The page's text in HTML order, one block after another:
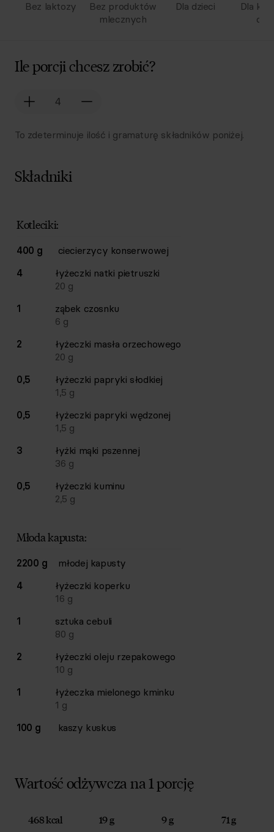
Bez laktozy
Bez produktów
mlecznych
Dla dzieci
Dla
Ile porcji chcesz zrobić?
To zdeterminuje ilość i gramaturę składników poniżej.
Składniki
Kotleciki:
400 g
ciecierzycy konserwowej
4
łyżeczki natki pietruszki
20 g
1
ząbek czosnku
6 g
2
łyżeczki masła orzechowego
20 g
0,5
łyżeczki papryki słodkiej
1,5 g
0,5
łyżeczki papryki wędzonej
1,5 g
3
łyżki mąki pszennej
36 g
0,5
łyżeczki kuminu
2,5 g
Młoda kapusta:
2200 g
młodej kapusty
4
łyżeczki koperku
16 g
1
sztuka cebuli
80 g
2
łyżeczki oleju rzepakowego
10 g
1
łyżeczka mielonego kminku
1 g
100 g
kaszy kuskus
Wartość odżywcza na 1 porcję
468 kcal 19 g 9 g 71 g